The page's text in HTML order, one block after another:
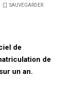
de
de
un an.